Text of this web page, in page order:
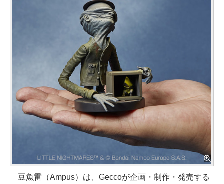
豆魚雷（Ampus）は、Geccoが企画・制作・発売する